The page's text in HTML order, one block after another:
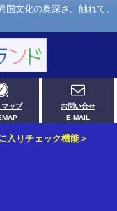
文化の奥深さ。触れて、
マップ
お問い合せ
E-MAIL
入りチェック機能＞